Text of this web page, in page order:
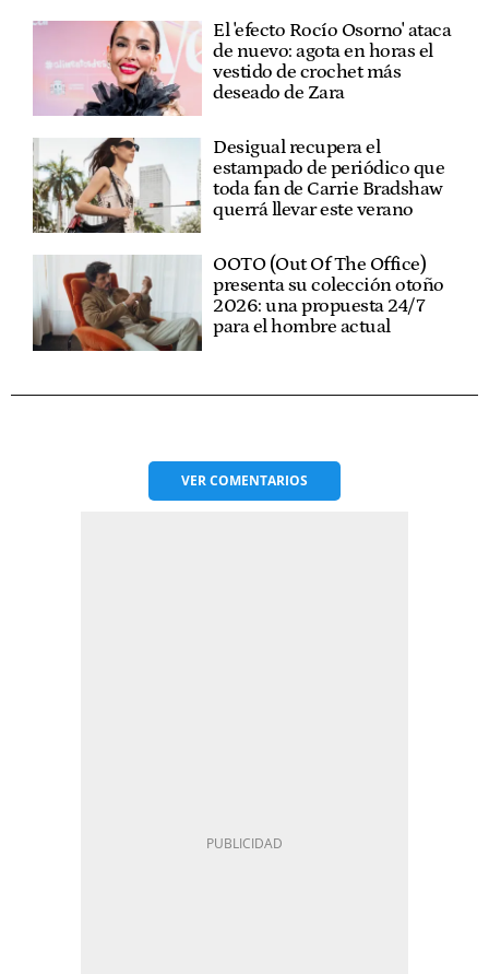
El 'efecto Rocío Osorno' ataca
de nuevo: agota en horas el
vestido de crochet más
deseado de Zara
Desigual recupera el
estampado de periódico que
toda fan de Carrie Bradshaw
querrá llevar este verano
OOTO (Out Of The Office)
presenta su colección otoño
2026: una propuesta 24/7
para el hombre actual
VERCOMENTARIOS